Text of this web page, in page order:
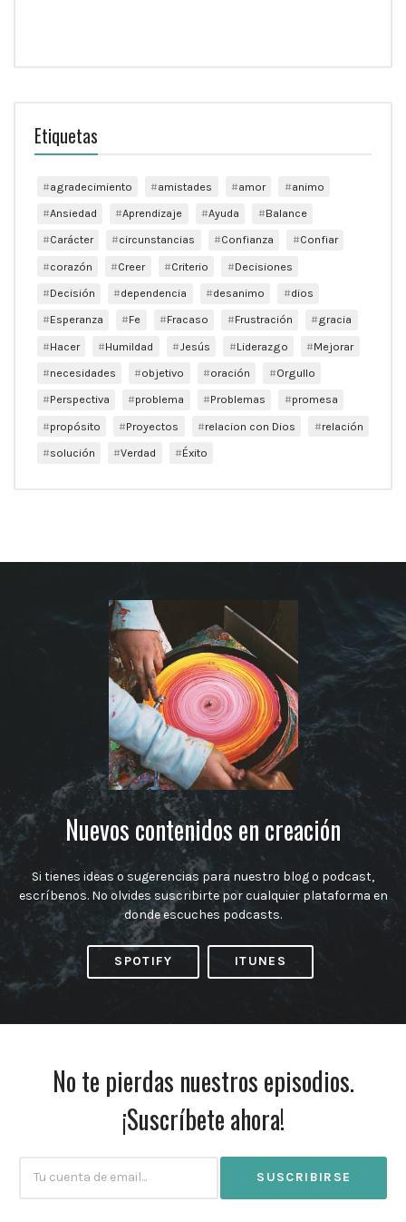
Etiquetas
agradecimiento amistades amor
animo
Ansiedad
Aprendizaje Ayuda
Balance
Carácter
circunstancias Confianza
Confiar
corazón
Creer Criterio
Decisiones
Decisión
dependencia desanimo
dios
Esperanza
Fe Fracaso Frustración
gracia
Hacer
Humildad Jesús Liderazgo
Mejorar
necesidades
objetivo oración
Orgullo
Perspectiva
problema Problemas
promesa
propósito
Proyectos relacion con Dios
relación
solución
Verdad Éxito
Nuevos contenidos en creación
Si tienes ideas o sugerencias para nuestro blog o podcast,
escríbenos. No olvides suscribirte por cualquier plataforma en
donde escuches podcasts.
SPOTIFY ITUNES
No te pierdas nuestros episodios.
¡Suscríbete ahora!
Email